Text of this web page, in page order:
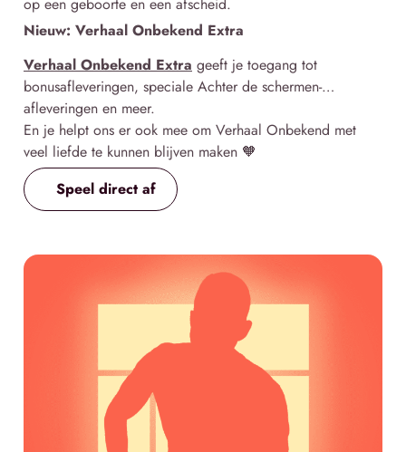
Nieuw: Verhaal Onbekend Extra
Verhaal Onbekend Extra geeft je toegang tot
bonusafleveringen, speciale Achter de schermen-
afleveringen en meer.
En je helpt ons er ook mee om Verhaal Onbekend met
veel liefde te kunnen blijven maken 🧡
Speel direct af